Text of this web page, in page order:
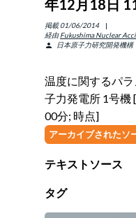
ENGLISH
年12月18日
掲載 01/06/2014
経由 Fukushima Nuclear
person
日本原子力研究開発機構
温度に関するパ
子力発電所 1号機
00分; 時点]
アーカイブされたソ
テキストソース
タグ